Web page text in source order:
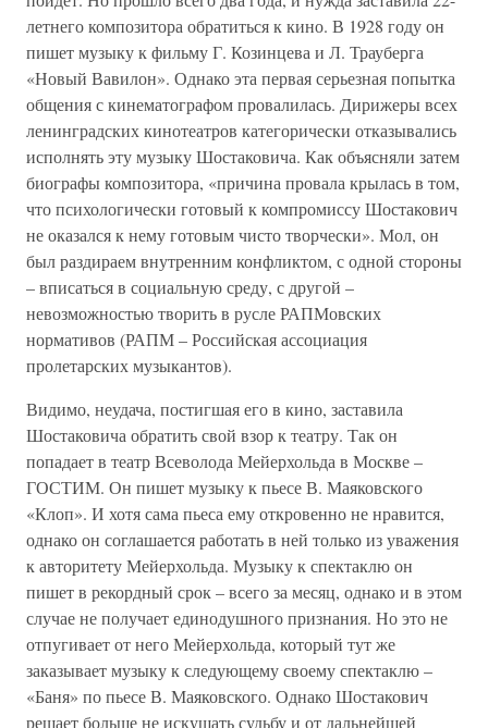
летнего композитора обратиться к кино. В 1928 году он
пишет музыку к фильму Г. Козинцева и Л. Трауберга
«Новый Вавилон». Однако эта первая серьезная попытка
общения с кинематографом провалилась. Дирижеры всех
ленинградских кинотеатров категорически отказывались
исполнять эту музыку Шостаковича. Как объясняли затем
биографы композитора, «причина провала крылась в том,
что психологически готовый к компромиссу Шостакович
не оказался к нему готовым чисто творчески». Мол, он
был раздираем внутренним конфликтом, с одной стороны
– вписаться в социальную среду, с другой –
невозможностью творить в русле РАПМовских
нормативов (РАПМ – Российская ассоциация
пролетарских музыкантов).
Видимо, неудача, постигшая его в кино, заставила
Шостаковича обратить свой взор к театру. Так он
попадает в театр Всеволода Мейерхольда в Москве –
ГОСТИМ. Он пишет музыку к пьесе В. Маяковского
«Клоп». И хотя сама пьеса ему откровенно не нравится,
однако он соглашается работать в ней только из уважения
к авторитету Мейерхольда. Музыку к спектаклю он
пишет в рекордный срок – всего за месяц, однако и в этом
случае не получает единодушного признания. Но это не
отпугивает от него Мейерхольда, который тут же
заказывает музыку к следующему своему спектаклю –
«Баня» по пьесе В. Маяковского. Однако Шостакович
решает больше не искушать судьбу и от дальнейшей